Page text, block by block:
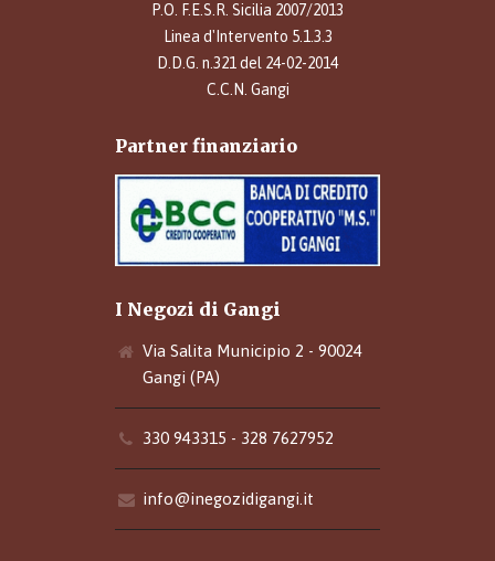
P.O. F.E.S.R. Sicilia 2007/2013
Linea d'Intervento 5.1.3.3
D.D.G. n.321 del 24-02-2014
C.C.N. Gangi
Partner finanziario
I Negozi di Gangi
Via Salita Municipio 2 - 90024
Gangi (PA)
330 943315 - 328 7627952
info@inegozidigangi.it